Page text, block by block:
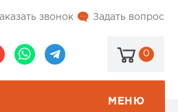
Задать вопрос
звонок
0
МЕНЮ